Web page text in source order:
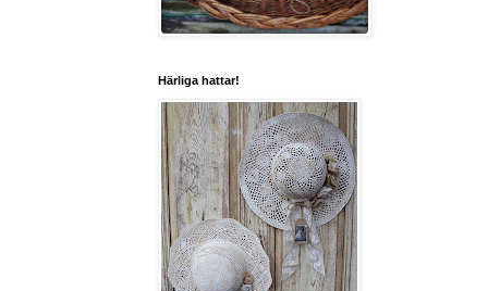
Härliga hattar!